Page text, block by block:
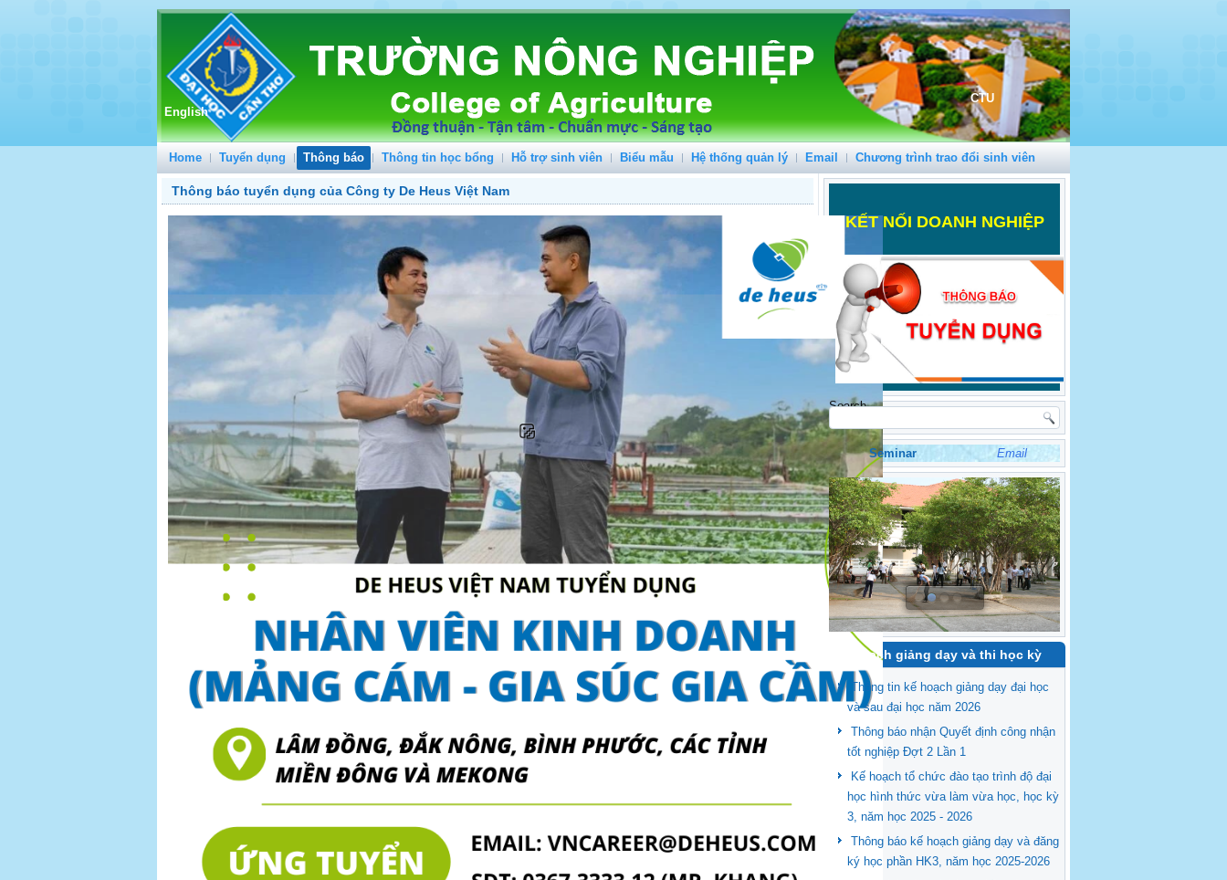
CTU
English
Home Tuyển dụng Thông báo Thông tin học bổng Hỗ trợ sinh viên Biểu mẫu Hệ thống quản lý Email Chương trình trao đổi sinh viên
Thông báo tuyển dụng của Công ty De Heus Việt Nam
KẾT NỐI DOANH NGHIỆP
Search
Seminar Email
Kế hoạch giảng dạy và thi học kỳ
Thông tin kế hoạch giảng dạy đại học
và sau đại học năm 2026
Thông báo nhận Quyết định công nhận
tốt nghiệp Đợt 2 Lần 1
Kế hoạch tổ chức đào tạo trình độ đại
học hình thức vừa làm vừa học, học kỳ
3, năm học 2025 - 2026
Thông báo kế hoạch giảng dạy và đăng
ký học phần HK3, năm học 2025-2026